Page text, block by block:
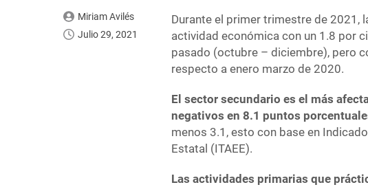
Miriam Avilés
Julio 29, 2021
Durante el primer trimestre de 2021,
actividad económica con un 1.8 por
pasado (octubre – diciembre), pero
respecto a enero marzo de 2020.
El sector secundario es el más
negativos en 8.1 puntos
menos 3.1, esto con base en
Estatal (ITAEE).
Las actividades primarias que